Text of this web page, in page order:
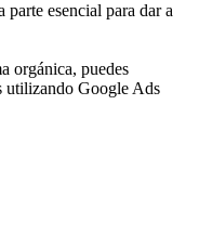
esencial para dar a
orgánica, puedes
utilizando Google Ads